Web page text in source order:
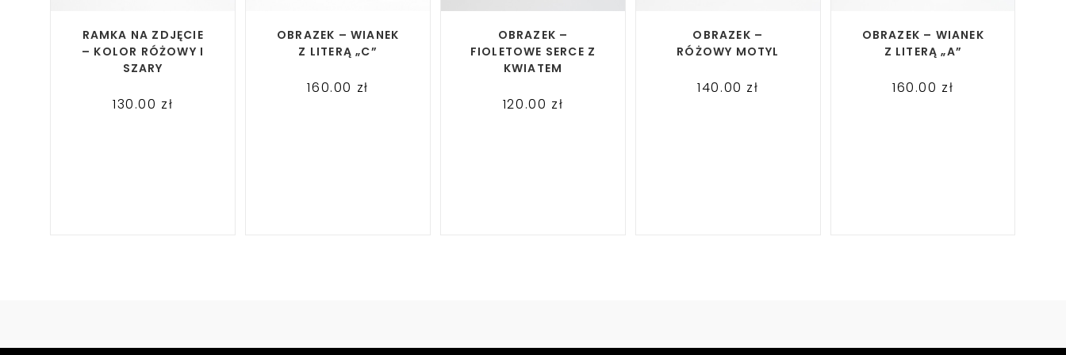
RAMKA NA ZDJĘCIE
– KOLOR RÓŻOWY I
SZARY
130.00 zł
OBRAZEK – WIANEK
Z LITERĄ „C”
160.00 zł
OBRAZEK –
FIOLETOWE SERCE Z
KWIATEM
120.00 zł
OBRAZEK –
RÓŻOWY MOTYL
140.00 zł
OBRAZEK – WIANEK
Z LITERĄ „A”
160.00 zł